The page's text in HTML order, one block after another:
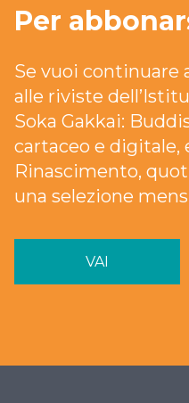
Per
Se vuoi continuare
alle riviste
Soka Gakkai:
cartaceo e digitale,
Rinascimento,
una selezione
VAI